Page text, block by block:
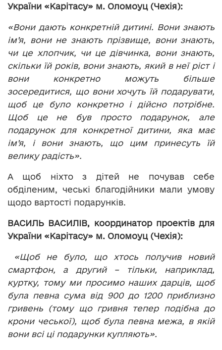
України «Карітасу» м. Оломоуц (Чехія):
«Вони дають конкретній дитині. Вони знають
ім’я, вони не знають прізвище, вони знають,
чи це хлопчик, чи це дівчинка, вони знають,
скільки їй років, вони знають, який в неї ріст і
вони конкретно можуть більше
зосередитися, що вони хочуть їй подарувати,
щоб це було конкретно і дійсно потрібне.
Щоб це не був просто подарунок, але
подарунок для конкретної дитини, яка має
ім’я, і вони знають, що цим принесуть їй
велику радість».
А щоб ніхто з дітей не почував себе
обділеним, чеські благодійники мали умову
щодо вартості подарунків.
ВАСИЛЬ ВАСИЛІВ, координатор проектів для
України «Карітасу» м. Оломоуц (Чехія):
«Щоб не було, що хтось получив новий
смартфон, а другий – тільки, наприклад,
куртку, тому ми просимо наших дарців, щоб
була певна сума від 900 до 1200 приблизно
гривень (тому що гривня тепер подібна до
крони чеської), щоб була певна межа, в якій
вони всі ці подарунки купляють».